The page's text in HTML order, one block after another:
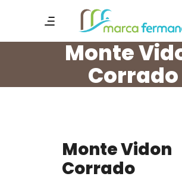
Monte
Corrado
Monte Vidon
Corrado